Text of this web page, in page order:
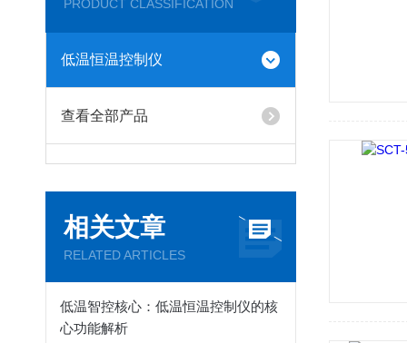
PRODUCT CLASSIFICATION
低温恒温控制仪
查看全部产品
相关文章
RELATED ARTICLES
低温智控核心：低温恒温控制仪的核
心功能解析